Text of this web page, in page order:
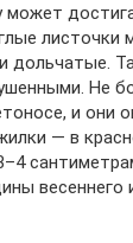
листочки
дольчатые.
Не
и они
― в
весеннего